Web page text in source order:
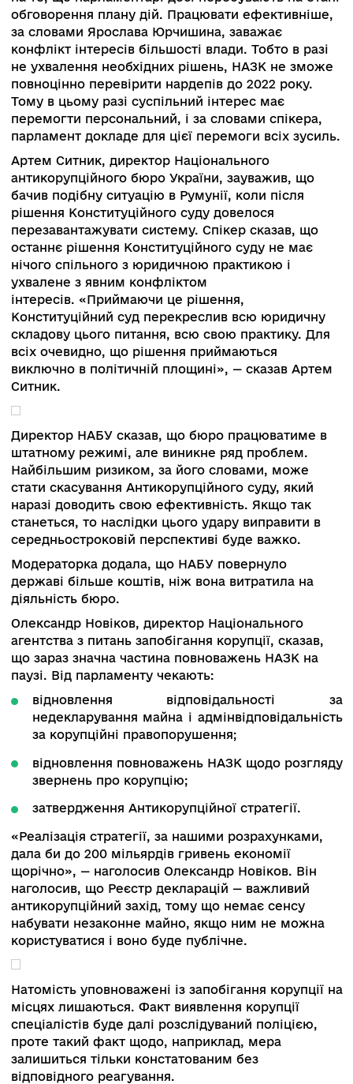
Антикорупційна політика
Модераторка Оксана Величко, керівниця
проти корупції», почала дискусію з запитання
щодо очікуваності рішення Конституційного
також щодо втілених ідей.
Ярослав Юрчишин, народний депутат, Перший
заступник голови Комітету Верховної Ради
з питань антикорупційної політики, на початку
каденції вдавалося реалізувати заходи:
надали можливість для додаткових
методів ведення стеження НАБУ;
повернули статтю про незаконне
посили НАЗК кадрово;
Ефективний запуск антикорупційної структури
спровокував системні атаки — персональні і
організаційні. Останнім часом комітет
на розвиток, а на захист структури, — сказав
спікер. Після невдалих атак через парламент і
уряд відбулася атака з використанням судової
гілки влади. До кінця року треба виправити
законодавство, але в будь-якому випадку,
призводить до закриття серйозних справ, які
роками велися правоохоронцями і на які
витрачені значні державні кошти.
«Парламентарі прекрасно розуміють, що
неповернення відповідальності за брехню в
декларації, повноважень НАЗК і не вирішення
питання подальшого блокування
дій з використанням судових органів
до кінця року. Перш за все, індульгенцію тих,
має корупційні статки. По-друге, ускладнення
комунікації з європейськими партнерами і
що ми маємо уже зараз».
Між тим, спікер дав менше 50% імовірності
ухвалення відповідних змін до кінця року з
на те, що парламентарі досі перебувають на
обговорення плану дій. Працювати
конфлікт інтересів більшості влади. Тобто в
не ухвалення необхідних рішень, НАЗК не
повноцінно перевірити нардепів до 2022 року.
Тому в цьому разі суспільний інтерес має
перемогти персональний, і за словами